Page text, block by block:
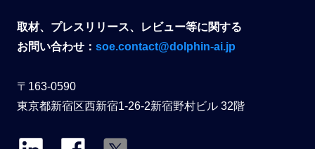
取材、プレスリリース、レビュー等に関する
お問い合わせ： soe.contact@dolphin-ai.jp
〒163-0590
東京都新宿区西新宿1-26-2新宿野村ビル 32階